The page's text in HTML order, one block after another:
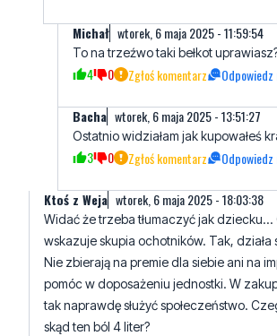
Bacha wtorek, 6 maja 2025 - 13:51:27
Ostatnio widziałam jak kupowałeś
Ktoś z Weja wtorek, 6 maja 2025 - 18:03:38
Widać że trzeba tłumaczyć jak dziecku...
Nie zbierają na premie dla siebie ani na
pomóc w doposażeniu jednostki. W
tak naprawdę służyć społeczeństwo.
skąd ten ból 4 liter?
4 0 Zgłoś komentarz Odpowiedz na
wtorek, 6 maja 2025 - 18:57:32